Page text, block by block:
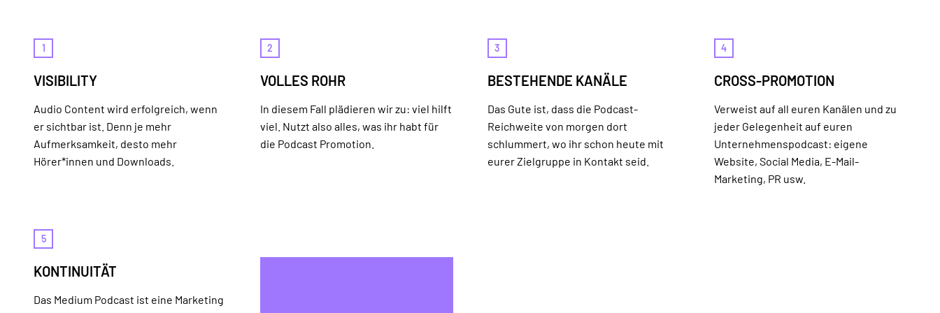
1
VISIBILITY
Audio Content wird erfolgreich, wenn
er sichtbar ist. Denn je mehr
Aufmerksamkeit, desto mehr
Hörer*innen und Downloads.
2
VOLLES ROHR
In diesem Fall plädieren wir zu: viel hilft
viel. Nutzt also alles, was ihr habt für
die Podcast Promotion.
3
BESTEHENDE KANÄLE
Das Gute ist, dass die Podcast-
Reichweite von morgen dort
schlummert, wo ihr schon heute mit
eurer Zielgruppe in Kontakt seid.
4
CROSS-PROMOTION
Verweist auf all euren Kanälen und zu
jeder Gelegenheit auf euren
Unternehmenspodcast: eigene
Website, Social Media, E-Mail-
Marketing, PR usw.
5
KONTINUITÄT
Das Medium Podcast ist eine Marketing